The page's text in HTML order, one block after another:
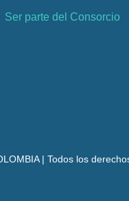
Ser parte del Consorcio
| Todos los